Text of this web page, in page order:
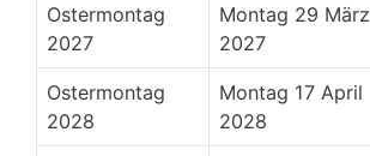
Ostermontag
2027
Montag 29 März
2027
Ostermontag
2028
Montag 17 April
2028